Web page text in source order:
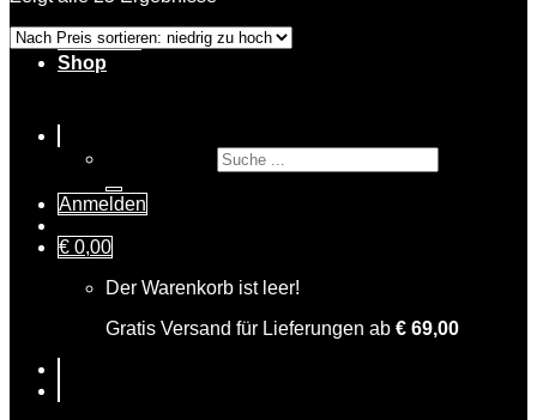
Über uns
Shop
Anmelden
€ 0,00
Der Warenkorb ist leer!
Gratis Versand für Lieferungen ab € 69,00